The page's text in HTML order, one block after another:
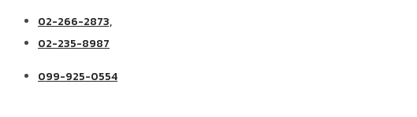
02-266-2873,
02-235-8987
099-925-0554